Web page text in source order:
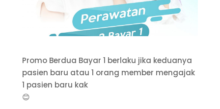
Promo Berdua Bayar 1 berlaku jika keduanya
pasien baru atau 1 orang member mengajak
1 pasien baru kak
😊